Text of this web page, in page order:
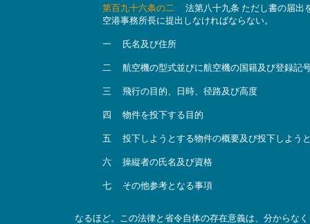
第百九十六条の二法第八十九条 ただし書の届出
空港事務所長に提出しなければならない。
一 氏名及び住所
二 航空機の型式並びに航空機の国籍及び登録記
三 飛行の目的、日時、径路及び高度
四 物件を投下する目的
五 投下しようとする物件の概要及び投下しよう
六 操縦者の氏名及び資格
七 その他参考となる事項
なるほど。この法律と省令自体の存在意義は、分からな